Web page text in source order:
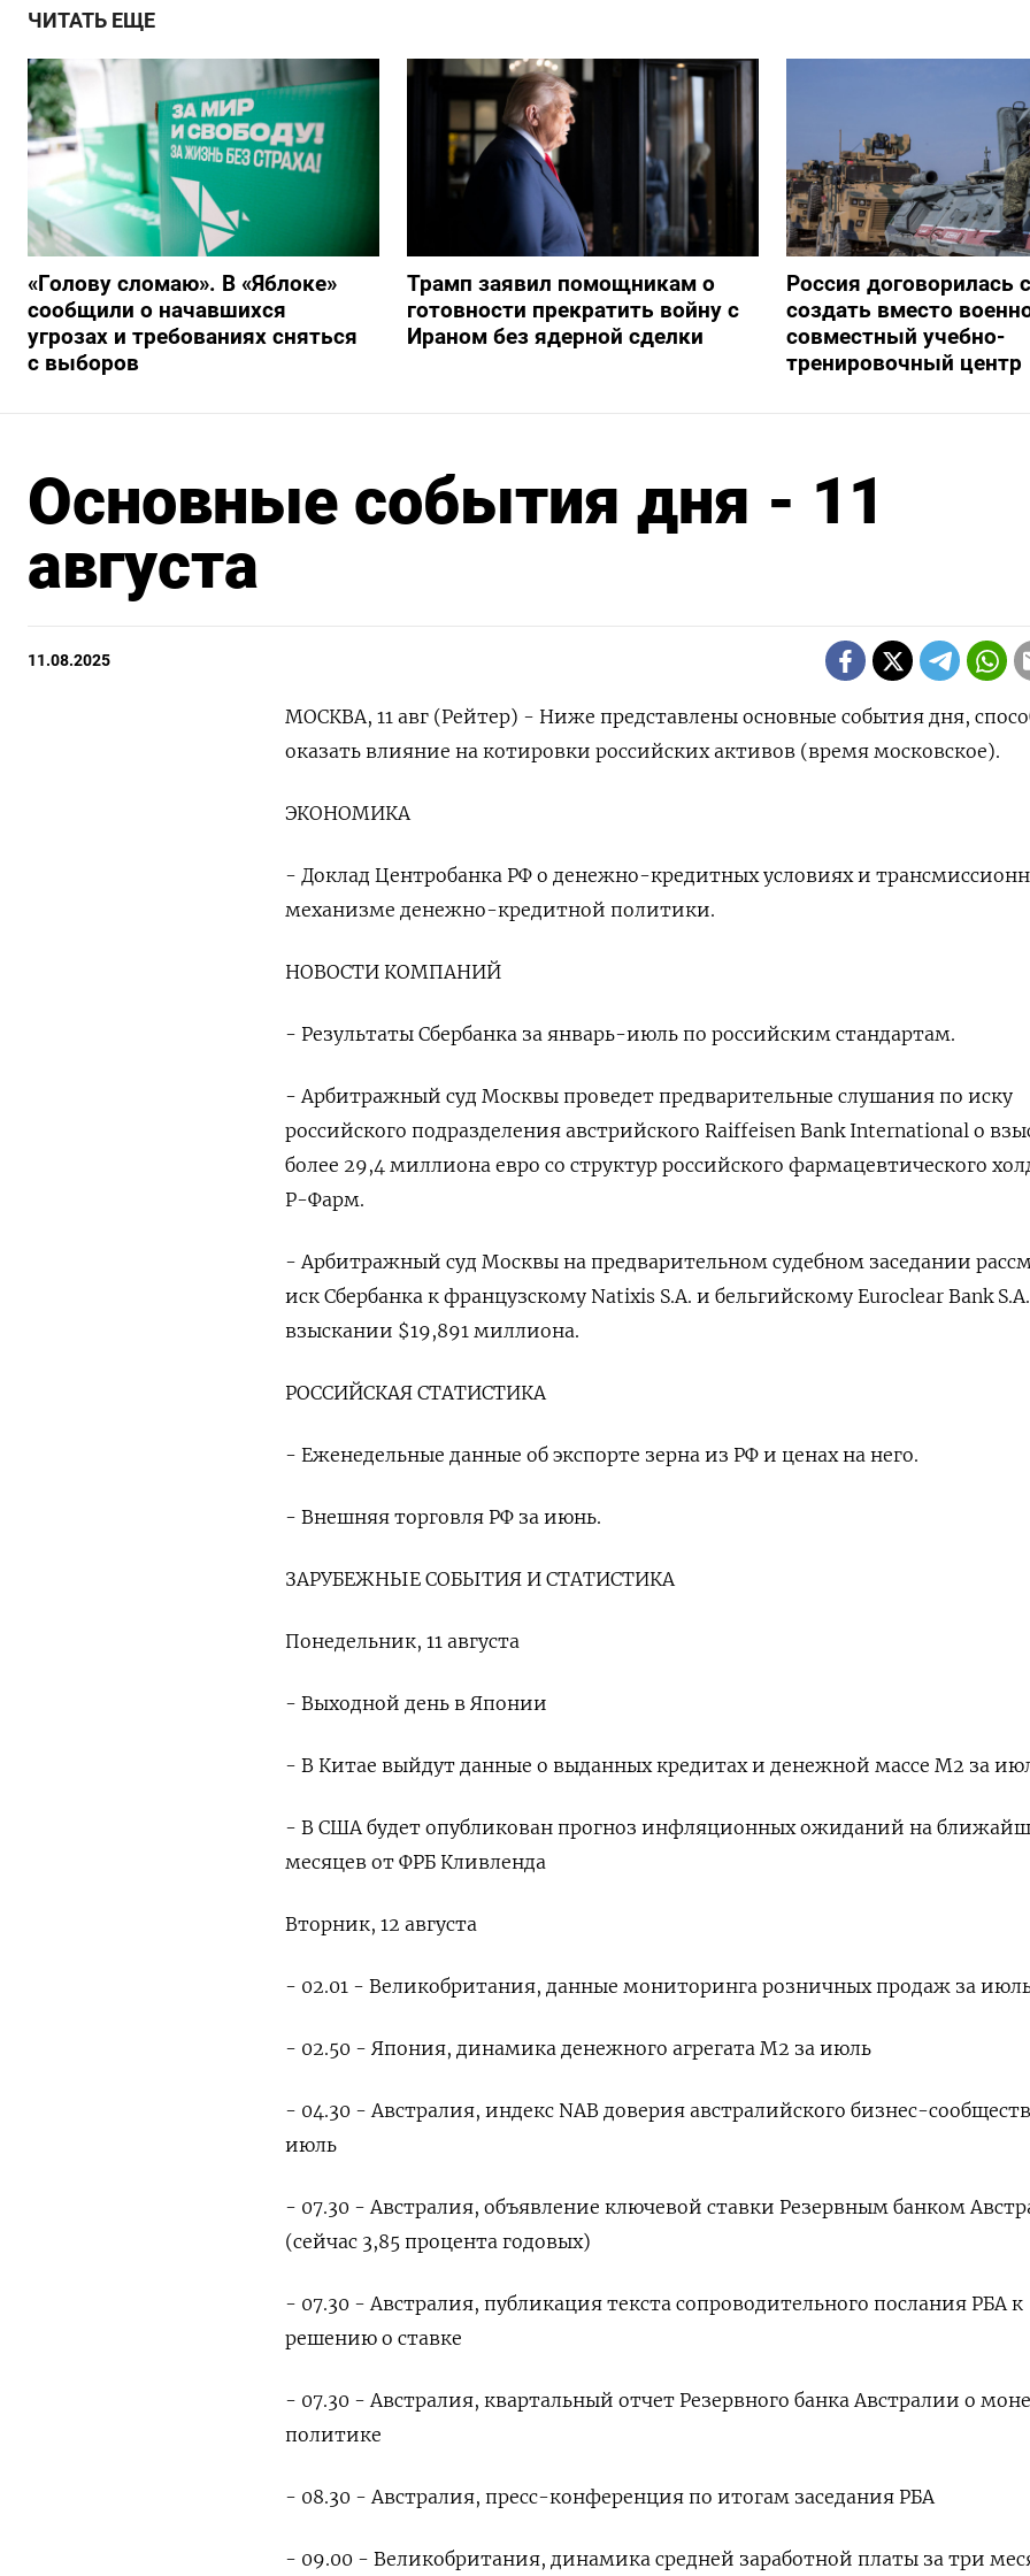
ЧИТАТЬ ЕЩЕ
«Голову сломаю». В «Яблоке»
сообщили о начавшихся
угрозах и требованиях сняться
с выборов
Трамп заявил помощникам о
готовности прекратить войну с
Ираном без ядерной сделки
Россия договорилась
создать вместо
совместный учебно-
тренировочный центр
Основные события дня - 11
августа
11.08.2025
МОСКВА, 11 авг (Рейтер) - Ниже представлены основные события дня,
оказать влияние на котировки российских активов (время московское).
ЭКОНОМИКА
- Доклад Центробанка РФ о денежно-кредитных условиях и
механизме денежно-кредитной политики.
НОВОСТИ КОМПАНИЙ
- Результаты Сбербанка за январь-июль по российским стандартам.
- Арбитражный суд Москвы проведет предварительные слушания по иску
российского подразделения австрийского Raiffeisen Bank International о
более 29,4 миллиона евро со структур российского фармацевтического
Р-Фарм.
- Арбитражный суд Москвы на предварительном судебном заседании
иск Сбербанка к французскому Natixis S.A. и бельгийскому Euroclear Bank
взыскании $19,891 миллиона.
РОССИЙСКАЯ СТАТИСТИКА
- Еженедельные данные об экспорте зерна из РФ и ценах на него.
- Внешняя торговля РФ за июнь.
ЗАРУБЕЖНЫЕ СОБЫТИЯ И СТАТИСТИКА
Понедельник, 11 августа
- Выходной день в Японии
- В Китае выйдут данные о выданных кредитах и денежной массе М2 за
- В США будет опубликован прогноз инфляционных ожиданий на
месяцев от ФРБ Кливленда
Вторник, 12 августа
- 02.01 - Великобритания, данные мониторинга розничных продаж за
- 02.50 - Япония, динамика денежного агрегата М2 за июль
- 04.30 - Австралия, индекс NAB доверия австралийского бизнес-
июль
- 07.30 - Австралия, объявление ключевой ставки Резервным банком
(сейчас 3,85 процента годовых)
- 07.30 - Австралия, публикация текста сопроводительного послания РБА к
решению о ставке
- 07.30 - Австралия, квартальный отчет Резервного банка Австралии о
политике
- 08.30 - Австралия, пресс-конференция по итогам заседания РБА
- 09.00 - Великобритания, динамика средней заработной платы за три